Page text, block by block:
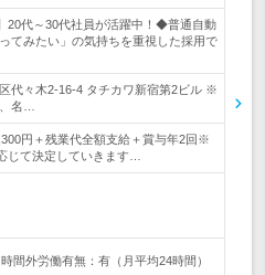
20代～30代社員が活躍中！◆普通自動
てみたい」の気持ちを重視した採用で
代々木2-16-4 タチカワ新宿第2ビル ※
名…
円＋残業代全額支給＋賞与年2回※
じて決定していきます…
間外労働有無：有（月平均24時間）